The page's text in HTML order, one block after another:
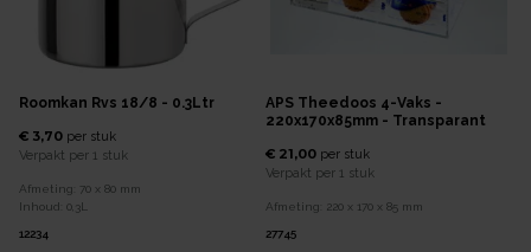
Roomkan Rvs 18/8 - 0.3Ltr
€ 3,70 per stuk
Verpakt per 1 stuk
Afmeting: 70 x 80 mm
Inhoud: 0,3L
12234
APS Theedoos 4-Vaks -
220x170x85mm - Transparant
€ 21,00 per stuk
Verpakt per 1 stuk
Afmeting: 220 x 170 x 85 mm
27745